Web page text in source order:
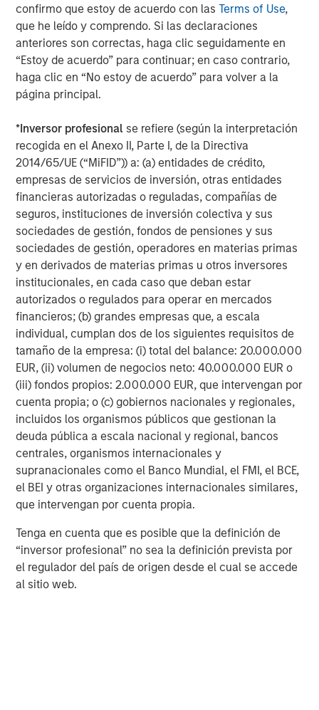
confirmo que estoy de acuerdo con lasTerms of Use,
que he leído y comprendo. Si las declaraciones
anteriores son correctas, haga clic seguidamente en
“Estoy de acuerdo” para continuar; en caso contrario,
haga clic en “No estoy de acuerdo” para volver a la
página principal.
*Inversor profesional se refiere (según la interpretación
recogida en el Anexo II, Parte I, de la Directiva
2014/65/UE (“MiFID”)) a: (a) entidades de crédito,
empresas de servicios de inversión, otras entidades
financieras autorizadas o reguladas, compañías de
seguros, instituciones de inversión colectiva y sus
sociedades de gestión, fondos de pensiones y sus
sociedades de gestión, operadores en materias primas
y en derivados de materias primas u otros inversores
institucionales, en cada caso que deban estar
autorizados o regulados para operar en mercados
financieros; (b) grandes empresas que, a escala
individual, cumplan dos de los siguientes requisitos de
tamaño de la empresa: (i) total del balance: 20.000.000
EUR, (ii) volumen de negocios neto: 40.000.000 EUR o
(iii) fondos propios: 2.000.000 EUR, que intervengan por
cuenta propia; o (c) gobiernos nacionales y regionales,
incluidos los organismos públicos que gestionan la
deuda pública a escala nacional y regional, bancos
centrales, organismos internacionales y
supranacionales como el Banco Mundial, el FMI, el BCE,
el BEI y otras organizaciones internacionales similares,
que intervengan por cuenta propia.
Tenga en cuenta que es posible que la definición de
“inversor profesional” no sea la definición prevista por
el regulador del país de origen desde el cual se accede
al sitio web.
ARTÍCULO
Real Estate Midyear Outlook:
Constructive Amid Fluid Backdrop
The current macroenvironment remains resilient
despite elevated volatility and divergence across
markets. As inflation and energy prices keep
central banks hawkish, real estate continues to
offer attractive relative value, supported by a
25% repricing, durable income streams, and
constrained supply. In this environment,
diversified portfolios and selective asset-level
investing remain critical.
07-AGO-2026
Risk Considerations
Diversificationdoes not eliminate the risk of loss.
Catalyst events, such as AI,
Crypto, and Tokenization adoption,
carry the risk that such catalysts may not occur, may be
Companies focused on these areas may have limited product
lines, markets or financial resources, and their management and
performance may be particularly impacted by events that
adversely affect AI adoption, such as rapid changes in product
technology cycles, product obsolescence, government